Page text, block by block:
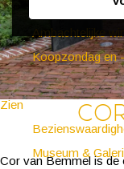
(Bijzondere)
Koopzondag en
Zien
Museum &
Cor van Bemmel is de